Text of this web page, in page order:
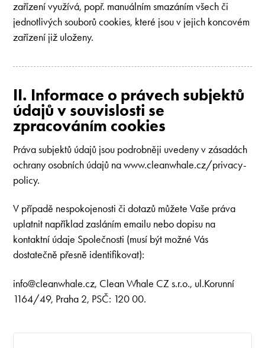
zařízení využívá, popř. manuálním smazáním všech či
jednotlivých souborů cookies, které jsou v jejich koncovém
zařízení již uloženy.
II. Informace o právech subjektů
údajů v souvislosti se
zpracováním cookies
Práva subjektů údajů jsou podrobněji uvedeny v zásadách
ochrany osobních údajů na www.cleanwhale.cz/privacy-
policy.
V případě nespokojenosti či dotazů můžete Vaše práva
uplatnit například zasláním emailu nebo dopisu na
kontaktní údaje Společnosti (musí být možné Vás
dostatečně přesně identifikovat):
info@cleanwhale.cz, Clean Whale CZ s.r.o., ul.Korunní
1164/49, Praha 2, PSČ: 120 00.